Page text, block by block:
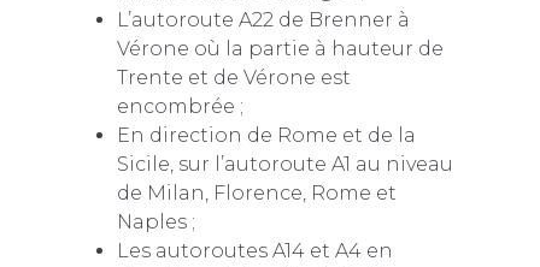
L’autoroute A22 de Brenner à
Vérone où la partie à hauteur de
Trente et de Vérone est
encombrée ;
En direction de Rome et de la
Sicile, sur l’autoroute A1 au niveau
de Milan, Florence, Rome et
Naples ;
Les autoroutes A14 et A4 en